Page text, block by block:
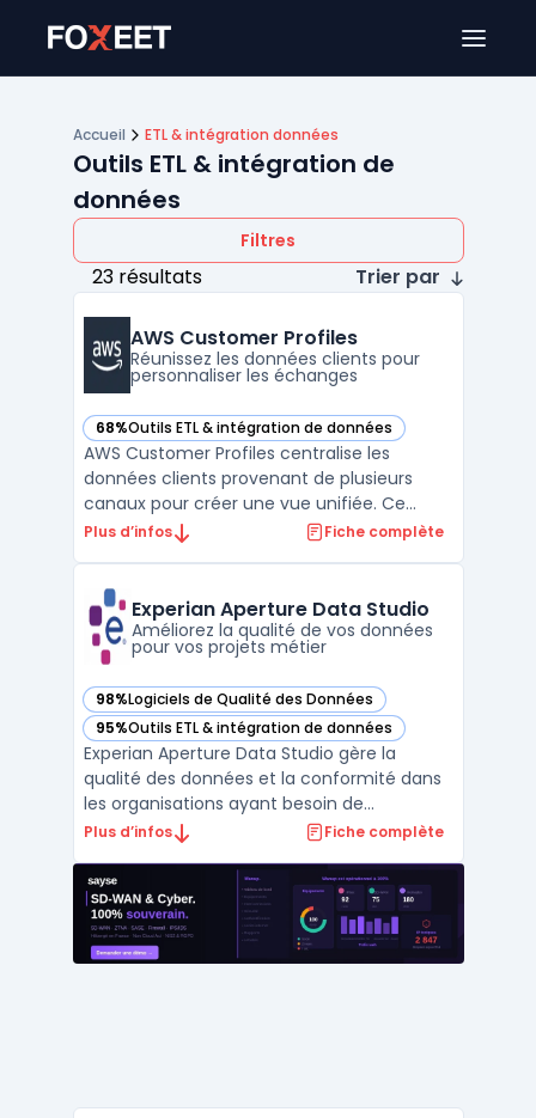
Accueil ETL & intégration données
Outils ETL & intégration de
données
Filtres
23 résultats Trier par
AWS Customer Profiles
Réunissez les données clients pour
personnaliser les échanges
68%Outils ETL & intégration de données
— voir AWS Customer Profiles dans cette catégorie
AWS Customer Profiles centralise les
données clients provenant de plusieurs
canaux pour créer une vue unifiée. Ce
processus concerne les centres de contact
les historiques de contacts Amazon
Connect avec les i ...
Plus d’infos Fiche complète
Experian Aperture Data Studio
Améliorez la qualité de vos données
pour vos projets métier
98%Logiciels de Qualité des Données
— voir Experian Aperture Data Studio dans cette catégorie
95%Outils ETL & intégration de données
— voir Experian Aperture Data Studio dans cette catégorie
Experian Aperture Data Studio gère la
qualité des données et la conformité dans
les organisations ayant besoin de
centraliser et de contrôler leurs
ou l’environnement de déploiement. Les
équipes métiers ou IT utilisent cette
solution pour la traçabilité, l ...
Plus d’infos Fiche complète